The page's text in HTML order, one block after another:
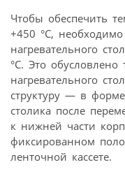
Чтобы обеспечить
+450 °С,
нагревательного
°С. Это обусловлено
нагревательного
структуру — в
столика после
к нижней части
фиксированном
ленточной кассете.